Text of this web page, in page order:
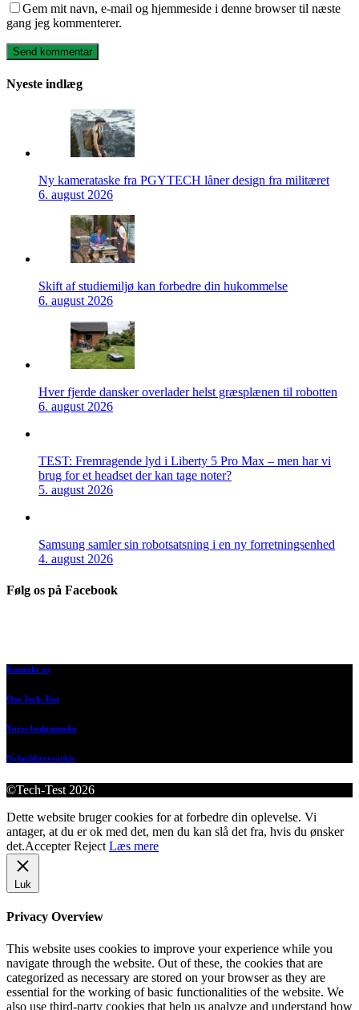
Gem mit navn, e-mail og hjemmeside i denne browser til næste
gang jeg kommenterer.
Nyeste indlæg
Ny kamerataske fra PGYTECH låner design fra militæret
6. august 2026
Skift af studiemiljø kan forbedre din hukommelse
6. august 2026
Hver fjerde dansker overlader helst græsplænen til robotten
6. august 2026
TEST: Fremragende lyd i Liberty 5 Pro Max – men har vi
brug for et headset der kan tage noter?
5. august 2026
Samsung samler sin robotsatsning i en ny forretningsenhed
4. august 2026
Følg os på Facebook
Kontakt os
Om Tech-Test
Vores bedømmelse
Nyhedsbrevsarkiv
©Tech-Test 2026
Dette website bruger cookies for at forbedre din oplevelse. Vi
antager, at du er ok med det, men du kan slå det fra, hvis du ønsker
det.Accepter Reject Læs mere
Luk
Privacy Overview
This website uses cookies to improve your experience while you
navigate through the website. Out of these, the cookies that are
categorized as necessary are stored on your browser as they are
essential for the working of basic functionalities of the website. We
also use third-party cookies that help us analyze and understand how